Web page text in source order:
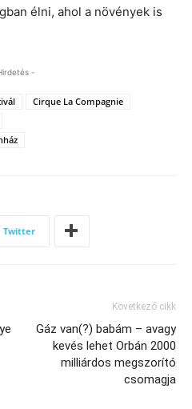
élni, ahol a növények is
-
Cirque La Compagnie
Twitter
Következő cikk
Gáz van(?) babám – avagy
kevés lehet Orbán 2000
milliárdos megszorító
csomagja